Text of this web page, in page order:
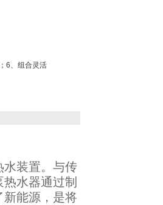
6、组合灵活
水装置。与传
水器通过制
能源，是将